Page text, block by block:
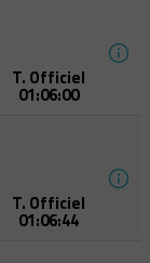
T. Officiel
01:06:00
T. Officiel
01:06:44